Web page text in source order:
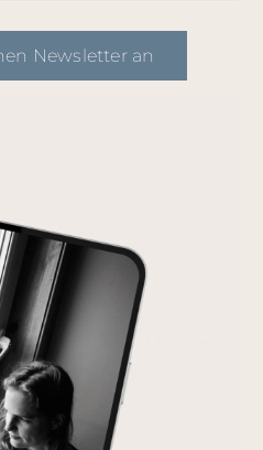
Newsletter an